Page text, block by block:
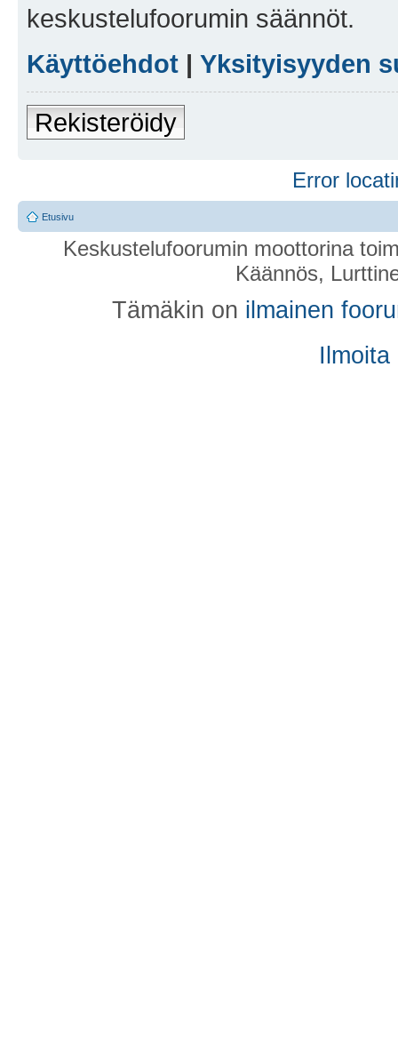
keskustelufoorumin säännöt.
Käyttöehdot | Yksityisyyden
Rekisteröidy
Error
Etusivu
Keskustelufoorumin moottorina
Käännös,
Tämäkin on ilmainen